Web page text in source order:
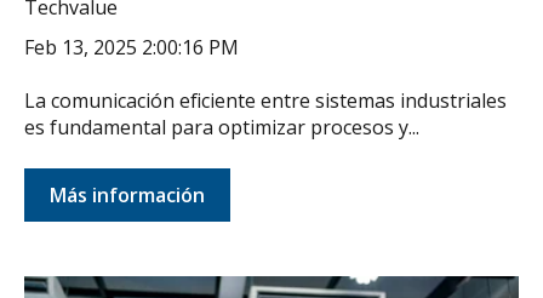
Techvalue
Feb 13, 2025 2:00:16 PM
La comunicación eficiente entre sistemas industriales
es fundamental para optimizar procesos y...
Más información